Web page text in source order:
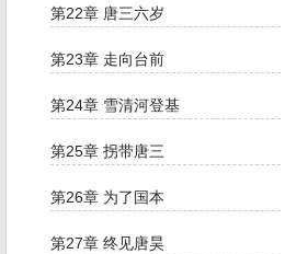
第22章 唐三六岁
第23章 走向台前
第24章 雪清河登基
第25章 拐带唐三
第26章 为了国本
第27章 终见唐昊